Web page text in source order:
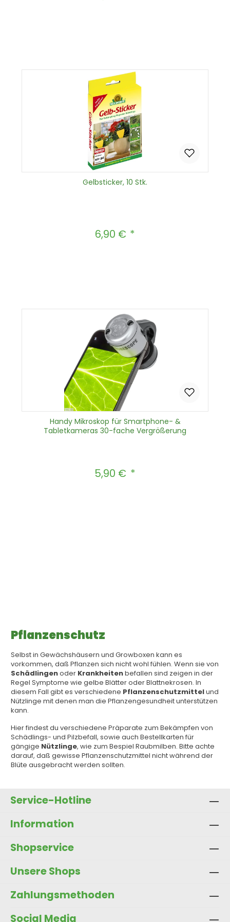
Gelbsticker, 10 Stk.
Regulärer Preis:
6,90 €
Handy Mikroskop für Smartphone- &
Tabletkameras 30-fache Vergrößerung
Regulärer Preis:
5,90 €
Pflanzenschutz
Selbst in Gewächshäusern und Growboxen kann es
vorkommen, daß Pflanzen sich nicht wohl fühlen. Wenn sie von
Schädlingenoder Krankheitenbefallen sind zeigen in der
Regel Symptome wie gelbe Blätter oder Blattnekrosen. In
diesem Fall gibt es verschiedene Pflanzenschutzmittelund
Nützlinge mit denen man die Pflanzengesundheit unterstützen
kann.
Hier findest du verschiedene Präparate zum Bekämpfen von
Schädlings- und Pilzbefall, sowie auch Bestellkarten für
gängige Nützlinge, wie zum Bespiel Raubmilben. Bitte achte
darauf, daß gewisse Pflanzenschutzmittel nicht während der
Blüte ausgebracht werden sollten.
Service-Hotline
Information
Shopservice
Unsere Shops
Zahlungsmethoden
Social Media